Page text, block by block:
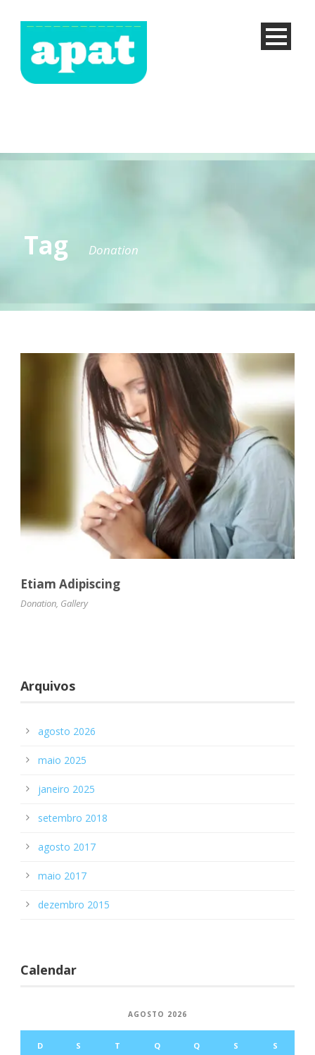
Tag Donation
Etiam Adipiscing
Donation, Gallery
Arquivos
agosto 2026
maio 2025
janeiro 2025
setembro 2018
agosto 2017
maio 2017
dezembro 2015
Calendar
AGOSTO 2026
D S T Q Q S S